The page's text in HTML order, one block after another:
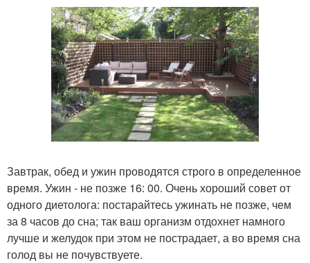
Завтрак, обед и ужин проводятся строго в определенное
время. Ужин - не позже 16: 00. Очень хороший совет от
одного диетолога: постарайтесь ужинать не позже, чем
за 8 часов до сна; так ваш организм отдохнет намного
лучше и желудок при этом не пострадает, а во время сна
голод вы не почувствуете.